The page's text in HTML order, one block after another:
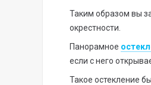
Таким образом вы
окрестности.
Панорамное
если с него
Такое остекление